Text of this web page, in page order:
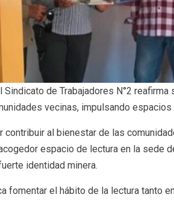
Sindicato de Trabajadores N°2
vecinas, impulsando
contribuir al bienestar de las
espacio de lectura en la sede
identidad minera.
fomentar el hábito de la lectura tanto